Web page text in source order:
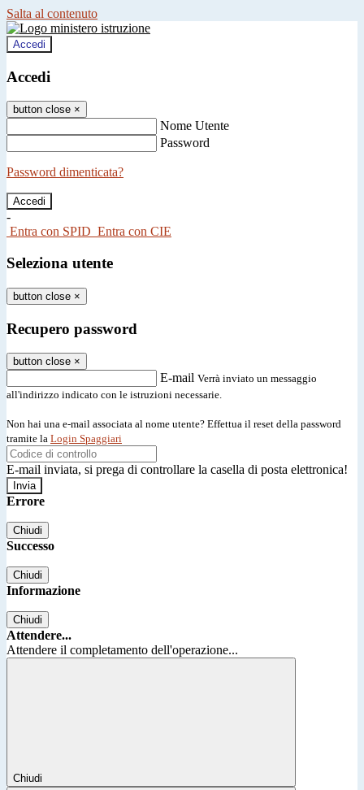
Salta al contenuto
Accedi
Accedi
button close ×
Nome Utente
Password
Password dimenticata?
-
Entra con SPID Entra con CIE
Seleziona utente
button close ×
Recupero password
button close ×
E-mail Verrà inviato un messaggio
all'indirizzo indicato con le istruzioni necessarie.
Non hai una e-mail associata al nome utente? Effettua il reset della password
tramite la Login Spaggiari
E-mail inviata, si prega di controllare la casella di posta elettronica!
Errore
Chiudi
Successo
Chiudi
Informazione
Chiudi
Attendere...
Attendere il completamento dell'operazione...
Chiudi